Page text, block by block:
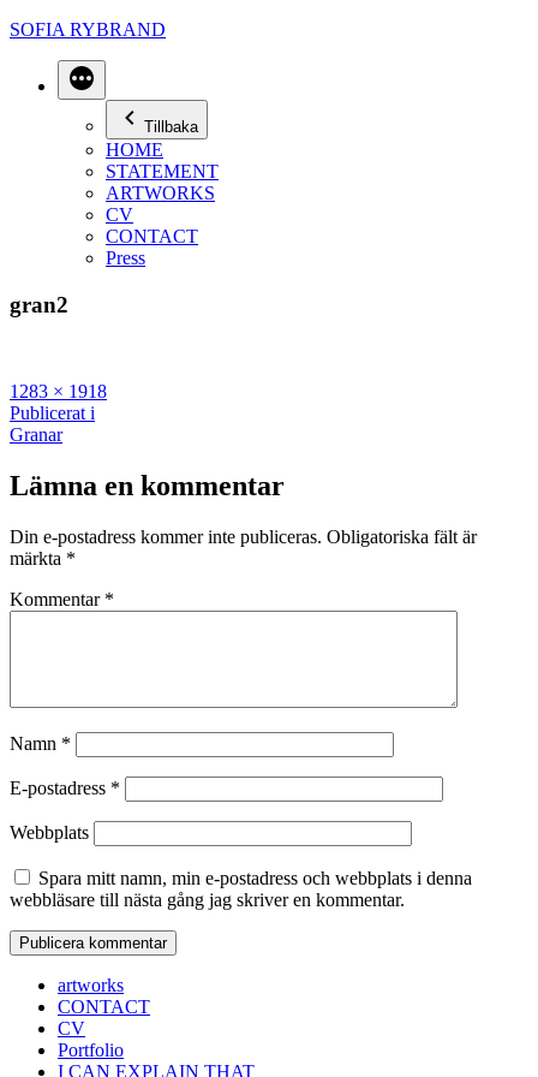
Hoppa
SOFIA RYBRAND
Mer
Tillbaka
HOME
STATEMENT
ARTWORKS
CV
CONTACT
Press
gran2
Full
storlek
1283 × 1918
Inläggsnavigering
Publicerat i
Granar
Lämna en kommentar
Din e-postadress kommer inte publiceras. Obligatoriska fält är
märkta *
Kommentar *
Namn *
E-postadress *
Webbplats
Spara mitt namn, min e-postadress och webbplats i denna
webbläsare till nästa gång jag skriver en kommentar.
artworks
CONTACT
CV
Portfolio
I CAN EXPLAIN THAT